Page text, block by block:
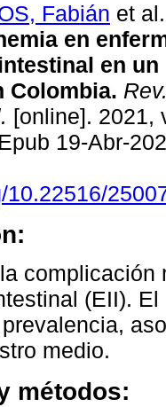
Fabián et al.
en
en un
Colombia.
[online]. 2021,
19-Abr-
10.22516/
complicación
(EII).
medio.
métodos: